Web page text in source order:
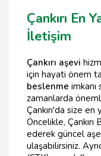
Çankırı En
İletişim
Çankırı aşevi
için hayati önem
beslenme
zamanlarda
Çankırı'da size en
Öncelikle,
ederek güncel
ulaşabilirsiniz.